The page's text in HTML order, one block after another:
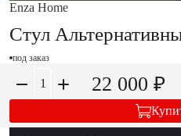
Enza Home
Стул
под заказ
22 000 ₽